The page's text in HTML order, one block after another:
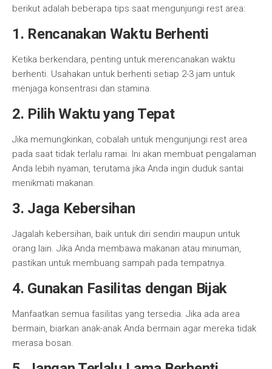
berikut adalah beberapa tips saat mengunjungi rest area:
1. Rencanakan Waktu Berhenti
Ketika berkendara, penting untuk merencanakan waktu
berhenti. Usahakan untuk berhenti setiap 2-3 jam untuk
menjaga konsentrasi dan stamina.
2. Pilih Waktu yang Tepat
Jika memungkinkan, cobalah untuk mengunjungi rest area
pada saat tidak terlalu ramai. Ini akan membuat pengalaman
Anda lebih nyaman, terutama jika Anda ingin duduk santai
menikmati makanan.
3. Jaga Kebersihan
Jagalah kebersihan, baik untuk diri sendiri maupun untuk
orang lain. Jika Anda membawa makanan atau minuman,
pastikan untuk membuang sampah pada tempatnya.
4. Gunakan Fasilitas dengan Bijak
Manfaatkan semua fasilitas yang tersedia. Jika ada area
bermain, biarkan anak-anak Anda bermain agar mereka tidak
merasa bosan.